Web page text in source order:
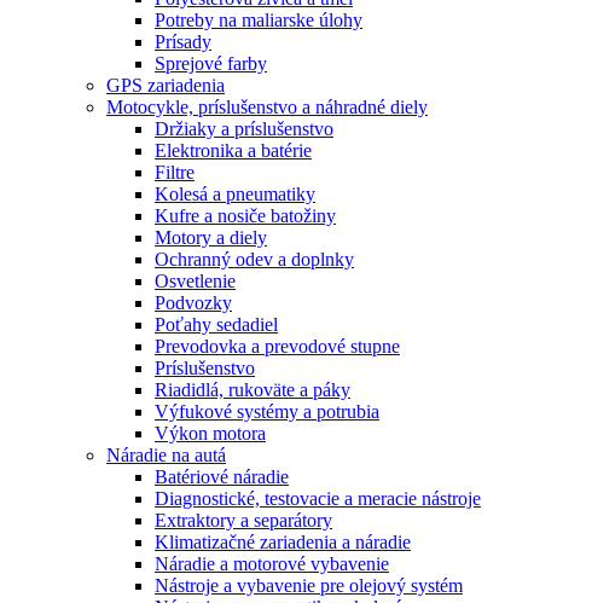
Potreby na maliarske úlohy
Prísady
Sprejové farby
GPS zariadenia
Motocykle, príslušenstvo a náhradné diely
Držiaky a príslušenstvo
Elektronika a batérie
Filtre
Kolesá a pneumatiky
Kufre a nosiče batožiny
Motory a diely
Ochranný odev a doplnky
Osvetlenie
Podvozky
Poťahy sedadiel
Prevodovka a prevodové stupne
Príslušenstvo
Riadidlá, rukoväte a páky
Výfukové systémy a potrubia
Výkon motora
Náradie na autá
Batériové náradie
Diagnostické, testovacie a meracie nástroje
Extraktory a separátory
Klimatizačné zariadenia a náradie
Náradie a motorové vybavenie
Nástroje a vybavenie pre olejový systém